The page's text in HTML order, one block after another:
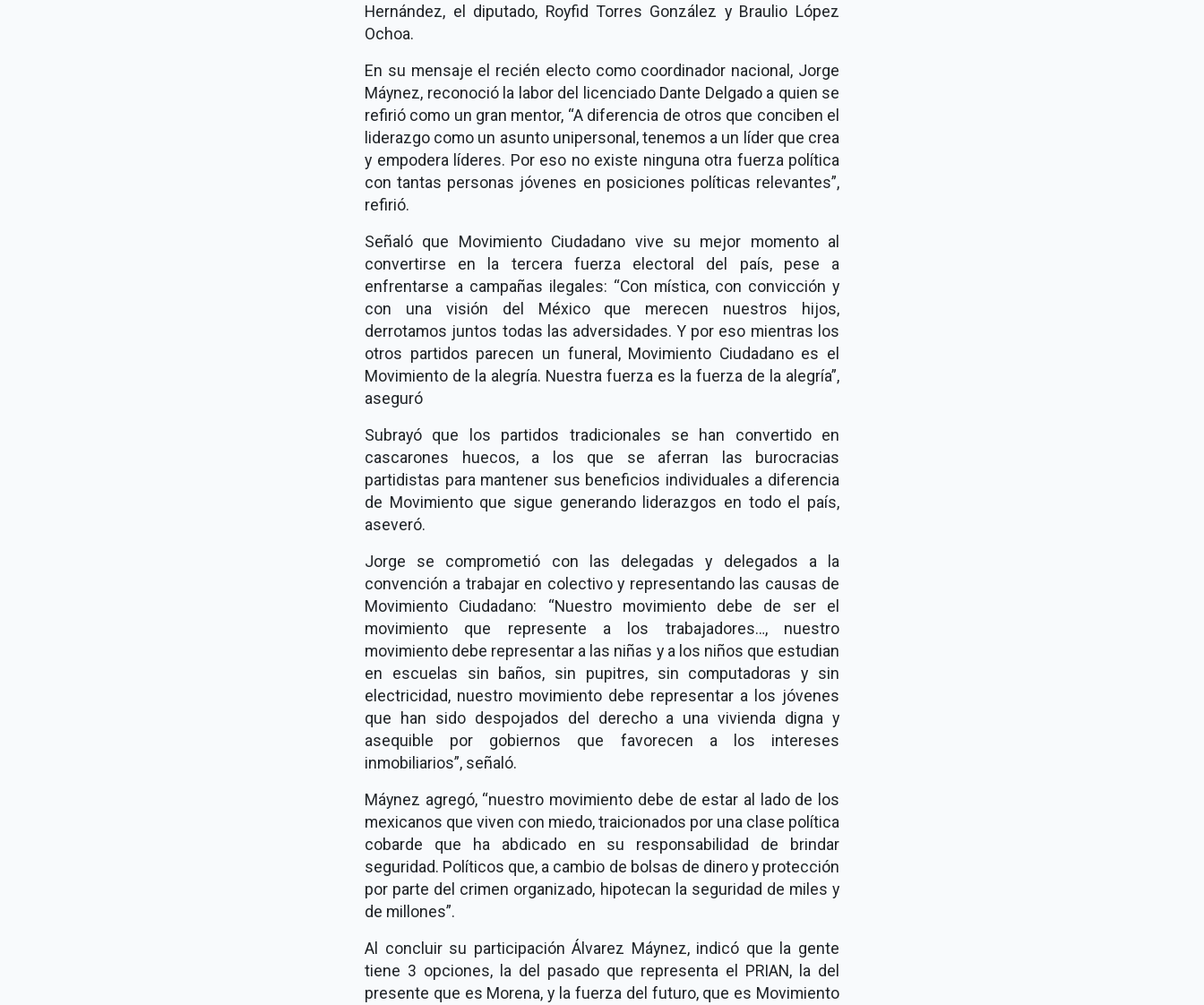
Hernández, el diputado, Royfid Torres González y Braulio López
Ochoa.
En su mensaje el recién electo como coordinador nacional, Jorge
Máynez, reconoció la labor del licenciado Dante Delgado a quien se
refirió como un gran mentor, “A diferencia de otros que conciben el
liderazgo como un asunto unipersonal, tenemos a un líder que crea
y empodera líderes. Por eso no existe ninguna otra fuerza política
con tantas personas jóvenes en posiciones políticas relevantes”,
refirió.
Señaló que Movimiento Ciudadano vive su mejor momento al
convertirse en la tercera fuerza electoral del país, pese a
enfrentarse a campañas ilegales: “Con mística, con convicción y
con una visión del México que merecen nuestros hijos,
derrotamos juntos todas las adversidades. Y por eso mientras los
otros partidos parecen un funeral, Movimiento Ciudadano es el
Movimiento de la alegría. Nuestra fuerza es la fuerza de la alegría”,
aseguró
Subrayó que los partidos tradicionales se han convertido en
cascarones huecos, a los que se aferran las burocracias
partidistas para mantener sus beneficios individuales a diferencia
de Movimiento que sigue generando liderazgos en todo el país,
aseveró.
Jorge se comprometió con las delegadas y delegados a la
convención a trabajar en colectivo y representando las causas de
Movimiento Ciudadano: “Nuestro movimiento debe de ser el
movimiento que represente a los trabajadores…, nuestro
movimiento debe representar a las niñas y a los niños que estudian
en escuelas sin baños, sin pupitres, sin computadoras y sin
electricidad, nuestro movimiento debe representar a los jóvenes
que han sido despojados del derecho a una vivienda digna y
asequible por gobiernos que favorecen a los intereses
inmobiliarios”, señaló.
Máynez agregó, “nuestro movimiento debe de estar al lado de los
mexicanos que viven con miedo, traicionados por una clase política
cobarde que ha abdicado en su responsabilidad de brindar
seguridad. Políticos que, a cambio de bolsas de dinero y protección
por parte del crimen organizado, hipotecan la seguridad de miles y
de millones”.
Al concluir su participación Álvarez Máynez, indicó que la gente
tiene 3 opciones, la del pasado que representa el PRIAN, la del
presente que es Morena, y la fuerza del futuro, que es Movimiento